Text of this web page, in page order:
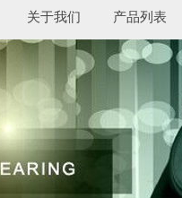
关于我们 产品列表